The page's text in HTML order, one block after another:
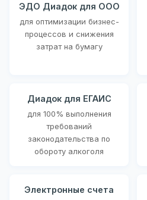
ЭДО Диадок для ООО
для оптимизации бизнес-
процессов и снижения
затрат на бумагу
Диадок для ЕГАИС
для 100% выполнения
требований
законодательства по
обороту алкоголя
Электронные счета